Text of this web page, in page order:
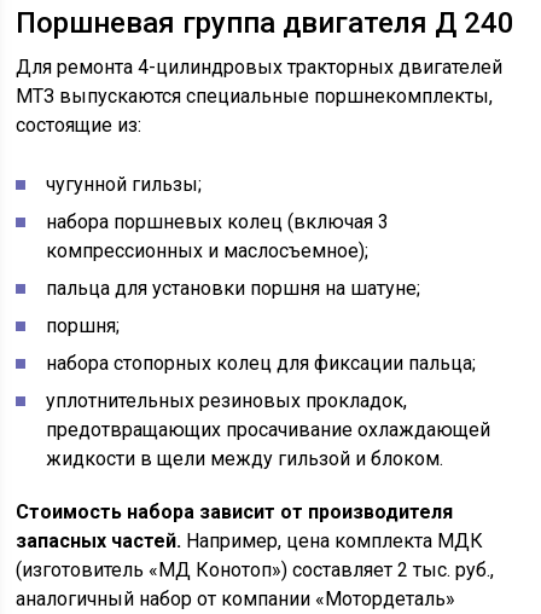
Поршневая группа двигателя Д 240
Для ремонта 4-цилиндровых тракторных двигателей
МТЗ выпускаются специальные поршнекомплекты,
состоящие из:
чугунной гильзы;
набора поршневых колец (включая 3
компрессионных и маслосъемное);
пальца для установки поршня на шатуне;
поршня;
набора стопорных колец для фиксации пальца;
уплотнительных резиновых прокладок,
предотвращающих просачивание охлаждающей
жидкости в щели между гильзой и блоком.
Стоимость набора зависит от производителя
запасных частей. Например, цена комплекта МДК
(изготовитель «МД Конотоп») составляет 2 тыс. руб.,
аналогичный набор от компании «Мотордеталь»